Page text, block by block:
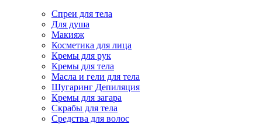
Спреи для тела
Для душа
Макияж
Косметика для лица
Кремы для рук
Кремы для тела
Масла и гели для тела
Шугаринг Депиляция
Кремы для загара
Скрабы для тела
Средства для волос